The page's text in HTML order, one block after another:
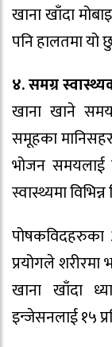
खाना खाँदा
पनि हालतमा यो
४. समग्र
खाना खाने
समूहका
भोजन समयलाई
स्वास्थ्यमा
पोषकविदहरुका
प्रयोगले
खाना खाँदा
इन्जेसनलाई १५